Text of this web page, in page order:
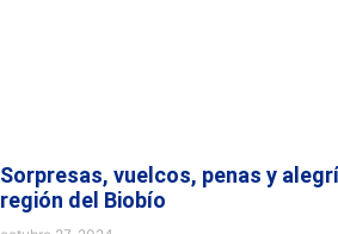
Sorpresas, vuelcos, penas y
región del Biobío